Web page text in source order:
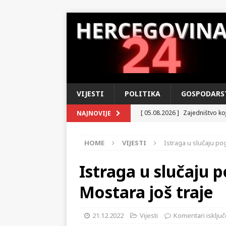
VIJESTI POLITIKA
Operaciji »Oluja«
[ 04.08.2026 ] U susret Danu
u tihom ponosu i iščekivanju
[ 03.08.2026 ] MUP HNŽ –
KRONIKA
Istraga u slučaju
Mostara još traje